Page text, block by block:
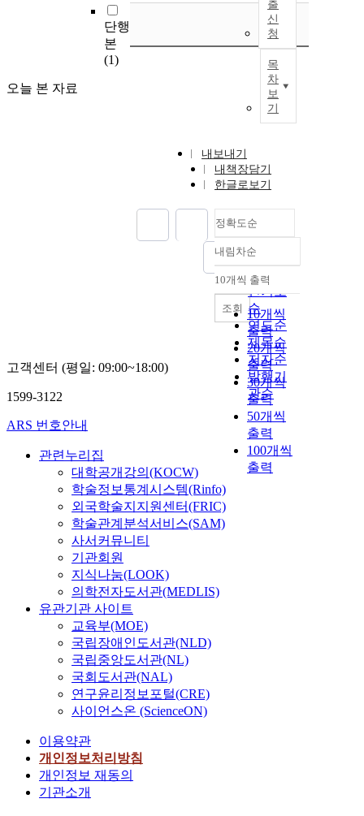
단행
본
(1)
오늘 본 자료
출
신
청
목
차
보
기
내보내기
내책장담기
한글로보기
정확도순
정확도
순
인기도
순
연도순
제목순
저자순
발행기
관순
내림차순
내림차순
10개씩 출력
10개씩
출력
20개씩
출력
30개씩
출력
50개씩
출력
100개씩
출력
조회
고객센터 (평일: 09:00~18:00)
1599-3122
ARS 번호안내
관련누리집
대학공개강의(KOCW)
학술정보통계시스템(Rinfo)
외국학술지지원센터(FRIC)
학술관계분석서비스(SAM)
사서커뮤니티
기관회원
지식나눔(LOOK)
의학전자도서관(MEDLIS)
유관기관 사이트
교육부(MOE)
국립장애인도서관(NLD)
국립중앙도서관(NL)
국회도서관(NAL)
연구윤리정보포털(CRE)
사이언스온 (ScienceON)
이용약관
개인정보처리방침
개인정보 재동의
기관소개